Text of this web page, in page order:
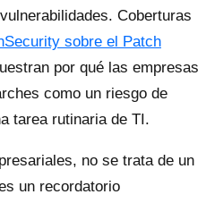
Coberturas
sobre el Patch
por qué las empresas
como un riesgo de
tarea rutinaria de TI.
no se trata de un
un recordatorio